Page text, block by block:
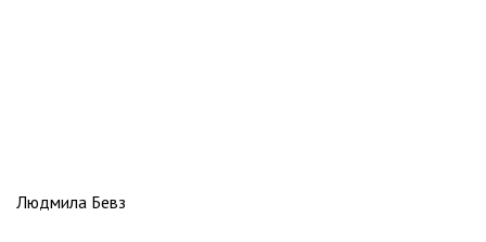
Людмила Бевз